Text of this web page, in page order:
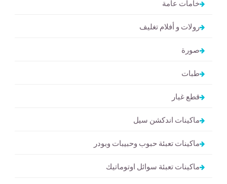
خامات عامة
رولات و أفلام تغليف
صورة
طبات
قطع غيار
ماكينات اندكشن سيل
ماكينات تعبئة حبوب وحبيبات وبودر
ماكينات تعبئة سوائل اوتوماتيك